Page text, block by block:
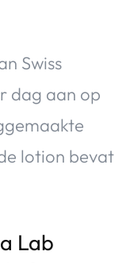
Swiss
dag aan op
lotion bevat